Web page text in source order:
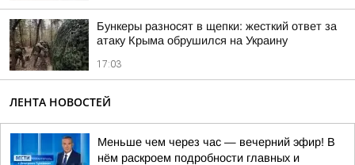
Бункеры разносят в щепки: жесткий ответ за
атаку Крыма обрушился на Украину
17:03
ЛЕНТА НОВОСТЕЙ
Меньше чем через час — вечерний эфир! В
нём раскроем подробности главных и